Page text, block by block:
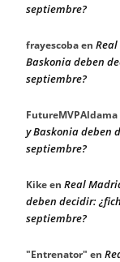
septiembre?
frayescobaen
Baskonia deben
septiembre?
FutureMVPAldama
y Baskonia deben
septiembre?
Kikeen Real
deben decidir:
septiembre?
"Entrenator" en